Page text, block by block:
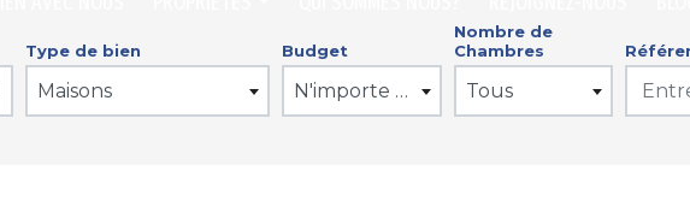
Type de bien
Maisons
Budget
N'importe quel prix
Nombre de
Chambres
Tous